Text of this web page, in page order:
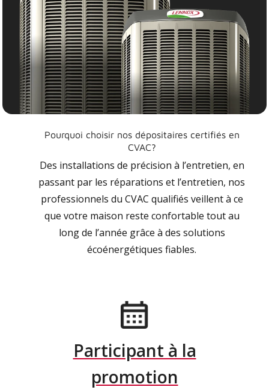
Pourquoi choisir nos dépositaires certifiés en
CVAC?
Des installations de précision à l’entretien, en
passant par les réparations et l’entretien, nos
professionnels du CVAC qualifiés veillent à ce
que votre maison reste confortable tout au
long de l’année grâce à des solutions
écoénergétiques fiables.
Participant à la
promotion